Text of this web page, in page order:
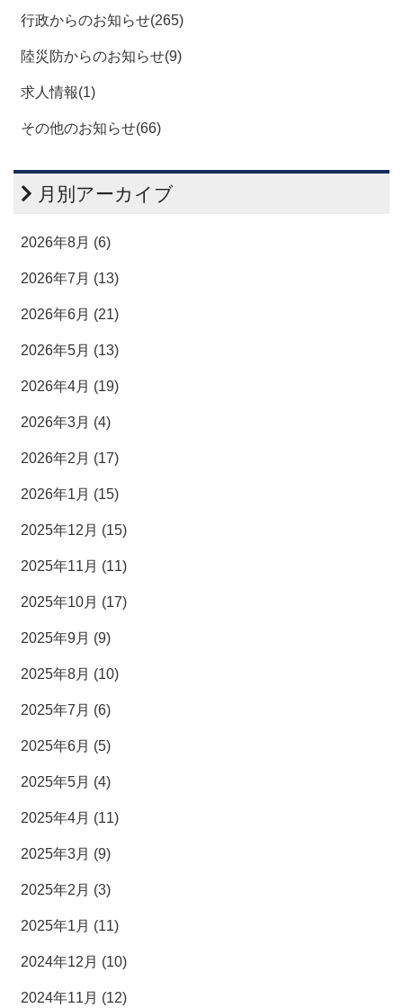
行政からのお知らせ(265)
陸災防からのお知らせ(9)
求人情報(1)
その他のお知らせ(66)
月別アーカイブ
2026年8月 (6)
2026年7月 (13)
2026年6月 (21)
2026年5月 (13)
2026年4月 (19)
2026年3月 (4)
2026年2月 (17)
2026年1月 (15)
2025年12月 (15)
2025年11月 (11)
2025年10月 (17)
2025年9月 (9)
2025年8月 (10)
2025年7月 (6)
2025年6月 (5)
2025年5月 (4)
2025年4月 (11)
2025年3月 (9)
2025年2月 (3)
2025年1月 (11)
2024年12月 (10)
2024年11月 (12)